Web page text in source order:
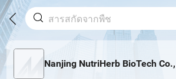
Nanjing NutriHerb BioTech